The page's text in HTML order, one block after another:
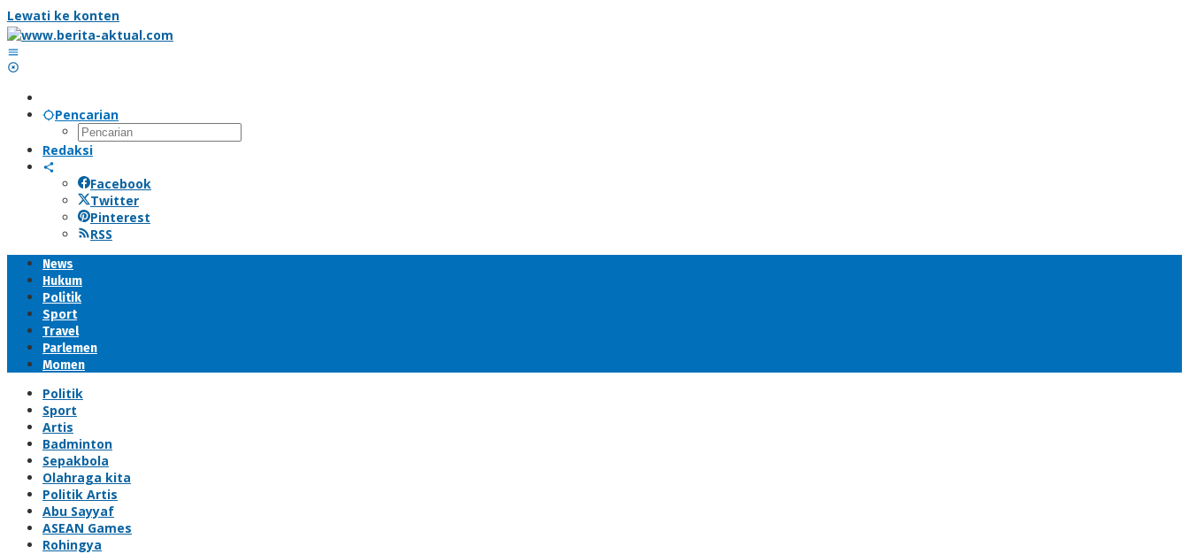
Lewati ke konten
Pencarian
Redaksi
Facebook
Twitter
Pinterest
RSS
News
Hukum
Politik
Sport
Travel
Parlemen
Momen
Politik
Sport
Artis
Badminton
Sepakbola
Olahraga kita
Politik Artis
Abu Sayyaf
ASEAN Games
Rohingya